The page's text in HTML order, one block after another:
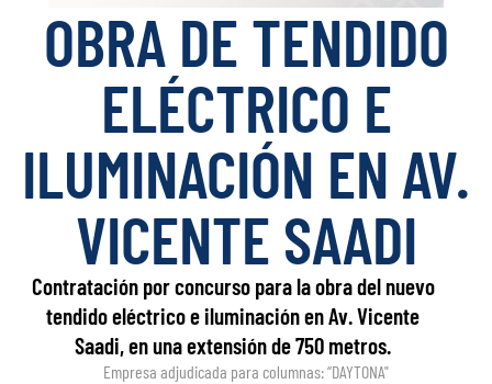
OBRA DE TENDIDO
ELÉCTRICO E
ILUMINACIÓN EN AV.
VICENTE SAADI
Contratación por concurso para la obra del nuevo
tendido eléctrico e iluminación en Av. Vicente
Saadi, en una extensión de 750 metros.
Empresa adjudicada para columnas: “DAYTONA"